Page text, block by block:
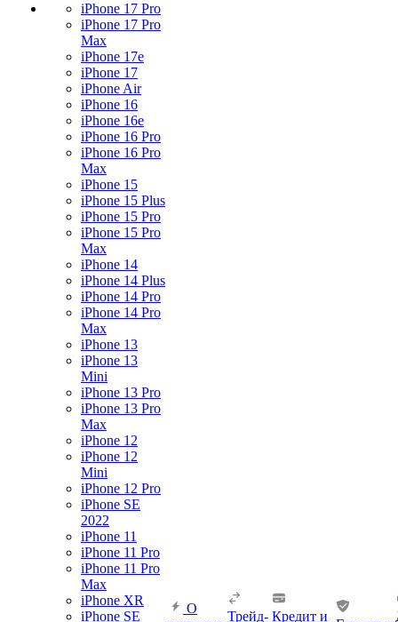
iPhone 17 Pro
iPhone 17 Pro
Max
iPhone 17e
iPhone 17
iPhone Air
iPhone 16
iPhone 16e
iPhone 16 Pro
iPhone 16 Pro
Max
iPhone 15
iPhone 15 Plus
iPhone 15 Pro
iPhone 15 Pro
Max
iPhone 14
iPhone 14 Plus
iPhone 14 Pro
iPhone 14 Pro
Max
iPhone 13
iPhone 13
Mini
iPhone 13 Pro
iPhone 13 Pro
Max
iPhone 12
iPhone 12
Mini
iPhone 12 Pro
iPhone SE
2022
iPhone 11
iPhone 11 Pro
iPhone 11 Pro
Max
iPhone XR
iPhone SE
О
Трейд- Кредит и